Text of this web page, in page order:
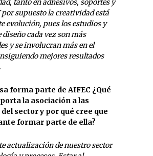
tanto en adhesivos, soportes y
supuesto la creatividad está
evolución, pues los estudios y
diseño cada vez son más
y se involucran más en el
mejores resultados
forma parte de AIFEC ¿Qué
la asociación a las
sector y por qué cree que
formar parte de ella?
actualización de nuestro sector